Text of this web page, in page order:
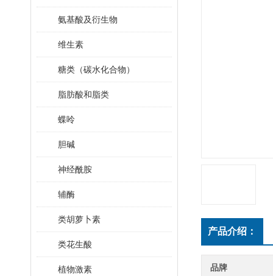
氨基酸及衍生物
维生素
糖类（碳水化合物）
脂肪酸和脂类
蝶呤
胆碱
神经酰胺
辅酶
类胡萝卜素
类花生酸
植物激素
产品介绍：
品牌